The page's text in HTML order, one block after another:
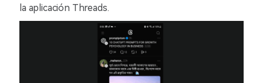
la aplicación Threads.